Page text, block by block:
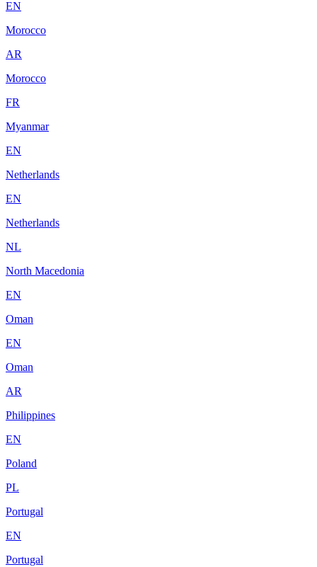
EN
Morocco
AR
Morocco
FR
Myanmar
EN
Netherlands
EN
Netherlands
NL
North Macedonia
EN
Oman
EN
Oman
AR
Philippines
EN
Poland
PL
Portugal
EN
Portugal